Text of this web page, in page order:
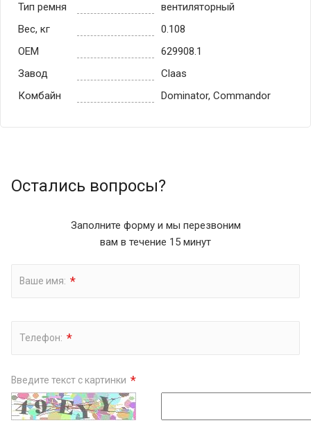
Тип ремня
вентиляторный
Вес, кг
0.108
OEM
629908.1
Завод
Claas
Комбайн
Dominator, Commandor
Остались вопросы?
Заполните форму и мы перезвоним
вам в течение 15 минут
Ваше имя: *
Телефон: *
Введите текст с картинки *